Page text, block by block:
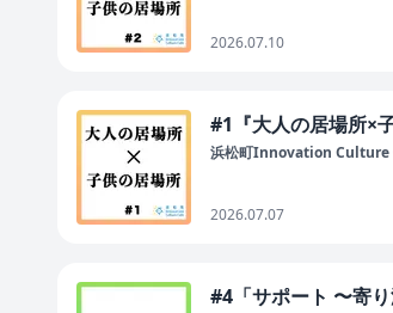
2026.07.10
#1『大人の居場所×
浜松町Innovation Culture
2026.07.07
#4「サポート 〜寄